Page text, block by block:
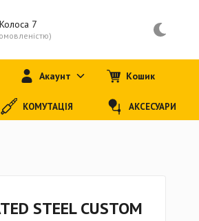
STEEL CUSTOM
7
Акаунт Кошик
КОМУТАЦІЯ АКСЕСУАРИ